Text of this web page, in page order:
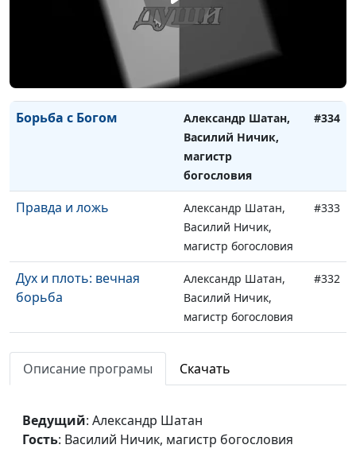
магистр богословия
Если тебя оскорбили
Василий Ничик,
магистр богословия
Борьба с Богом
Александр Шатан,
Василий Ничик,
магистр
богословия
#334
Правда и ложь
Александр Шатан,
Василий Ничик,
магистр богословия
#333
Дух и плоть: вечная
борьба
Александр Шатан,
Василий Ничик,
магистр богословия
#332
Закон Божий и
своеволие человека
Василий Ничик,
магистр богословия
Как услышать Бога?
Александр Шатан,
Василий Ничик,
Описание програмы Скачать
Ведущий: Александр Шатан
Гость: Василий Ничик, магистр богословия